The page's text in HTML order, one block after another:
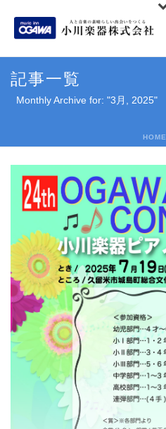
記事一覧
Monthly Archive for: "3月, 2025"
HOME